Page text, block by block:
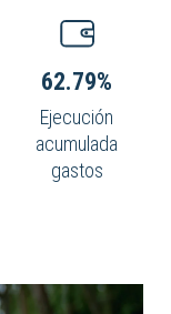
62.79%
Ejecución
acumulada
gastos